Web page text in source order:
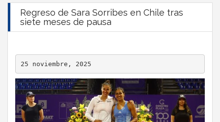
Regreso de Sara Sorribes en Chile tras
siete meses de pausa
25 noviembre, 2025